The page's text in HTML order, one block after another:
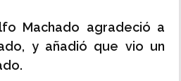
Machado agradeció a
y añadió que vio un